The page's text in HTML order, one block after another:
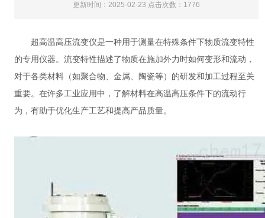
更新时间：2025-02-23 点击次数：1776
超高温高压流变仪是一种用于测量在特殊条件下物质流变特性
的专用仪器。流变特性描述了物质在施加外力时如何变形和流动，
对于各类材料（如聚合物、金属、陶瓷等）的研发和加工过程至关
重要。在许多工业应用中，了解材料在高温高压条件下的流动行
为，有助于优化生产工艺和提高产品质量。